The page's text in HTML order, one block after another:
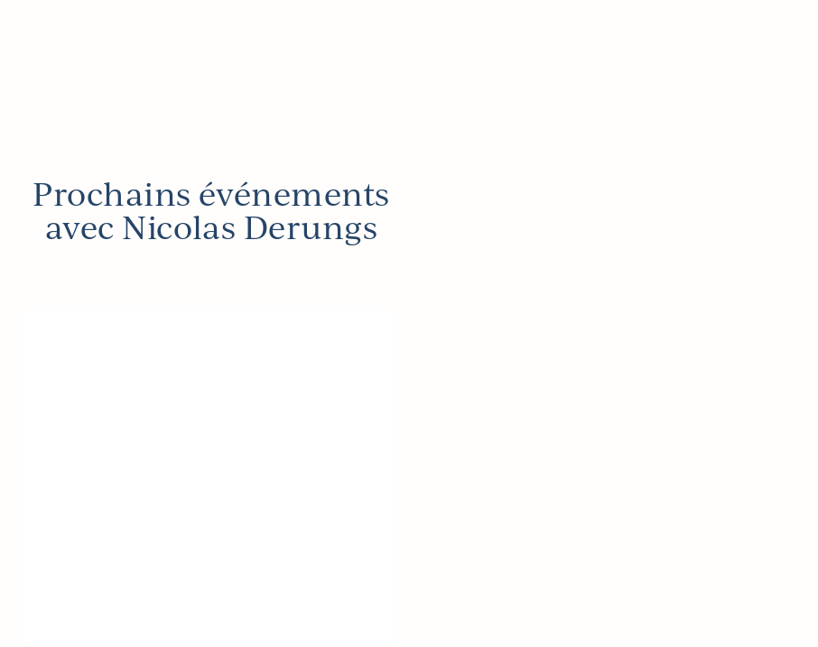
Prochains événements
avec Nicolas Derungs